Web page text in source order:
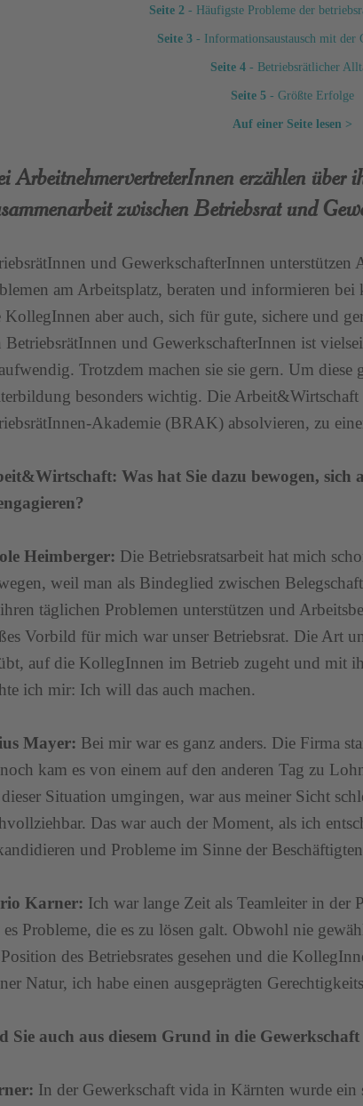
Seite 2- Häufigste Probleme der
Seite 3- Informationsaustausch mit der
Seite 4 - Betriebsrätlicher
Seite 5- Größte Erfolge
Auf einer Seite lesen >
ArbeitnehmervertreterInnen erzählen über
zwischen Betriebsrat und
und GewerkschafterInnen unterstützen
am Arbeitsplatz, beraten und informieren
KollegInnen aber auch, sich für gute, sichere und
BetriebsrätInnen und GewerkschafterInnen ist
Trotzdem machen sie sie gern. Um diese
besonders wichtig. Die
Akademie (BRAK) absolvieren, zu
Was hat Sie dazu bewogen, sich
Heimberger: Die Betriebsratsarbeit hat mich
weil man als Bindeglied zwischen
täglichen Problemen unterstützen und
Vorbild für mich war unser Betriebsrat. Die Art
auf die KollegInnen im Betrieb zugeht und mit
ich mir: Ich will das auch machen.
Mayer: Bei mir war es ganz anders. Die Firma
kam es von einem auf den anderen Tag zu
Situation umgingen, war aus meiner Sicht
Das war auch der Moment, als ich
und Probleme im Sinne der Beschäftigten
Karner: Ich war lange Zeit als Teamleiter in der
es Probleme, die es zu lösen galt. Obwohl nie
des Betriebsrates gesehen und die
Natur, ich habe einen ausgeprägten
Sie auch aus diesem Grund in die Gewerkschaft
In der Gewerkschaft vida in Kärnten wurde ein